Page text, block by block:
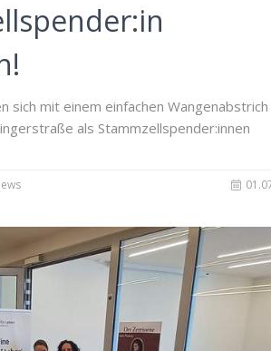
sich mit einem einfachen
als Stammzellspender:innen